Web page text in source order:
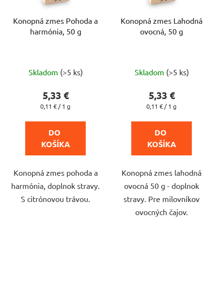
Konopná zmes Pohoda a
harmónia, 50 g
hodnotenie
je
z
5
hviezdičiek.
Skladom (>5 ks)
5,33 €
Jednotková
0,11 € / 1 g
DO
KOŠÍKA
Konopná zmes pohoda a
harmónia, doplnok stravy.
S citrónovou trávou.
Konopná zmes Lahodná
ovocná, 50 g
hodnotenie
je
z
5
hviezdičiek.
Skladom (>5 ks)
5,33 €
Jednotková
0,11 € / 1 g
DO
KOŠÍKA
Konopná zmes lahodná
ovocná 50 g - doplnok
stravy. Pre milovníkov
ovocných čajov.